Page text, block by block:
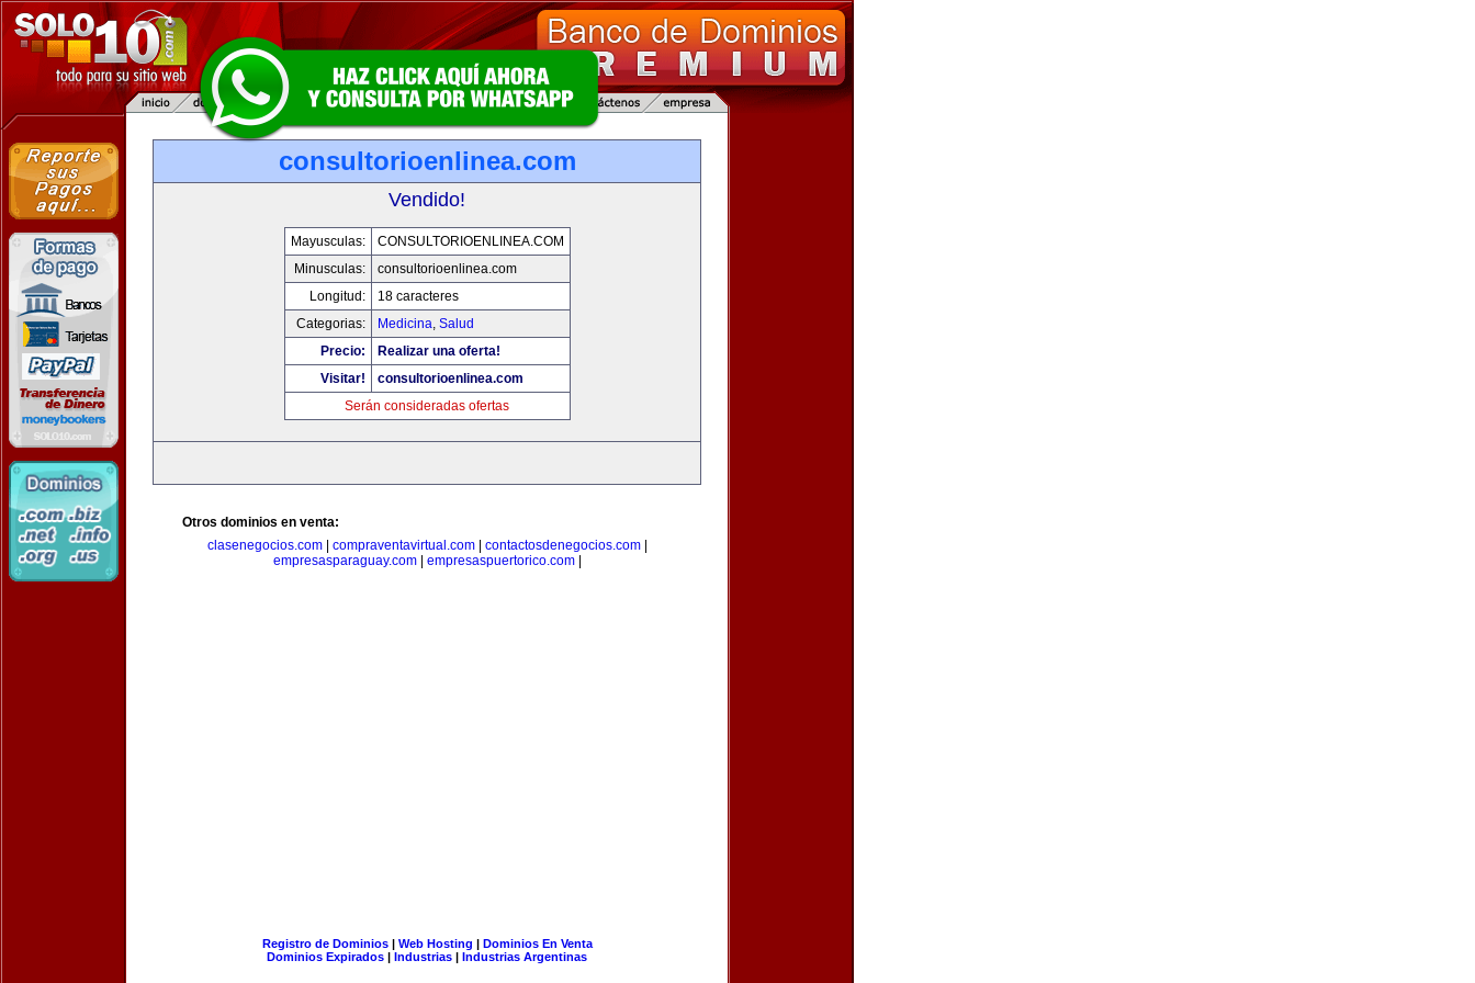
consultorioenlinea.com
Vendido!
Mayusculas:
CONSULTORIOENLINEA.COM
Minusculas:
consultorioenlinea.com
Longitud:
18 caracteres
Categorias:
Medicina, Salud
Precio:
Realizar una oferta!
Visitar!
consultorioenlinea.com
Serán consideradas ofertas
Otros dominios en venta:
clasenegocios.com| compraventavirtual.com| contactosdenegocios.com|
empresasparaguay.com| empresaspuertorico.com|
Registro de Dominios| Web Hosting | Dominios En Venta
Dominios Expirados | Industrias | Industrias Argentinas